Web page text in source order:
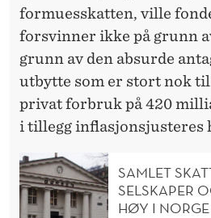
formuesskatten, ville
forsvinner ikke på grunn
grunn av den absurde
utbytte som er stort nok
privat forbruk på 420
i tillegg inflasjonsjusteres
SAMLET
SELSKAPER
HØY I NORGE